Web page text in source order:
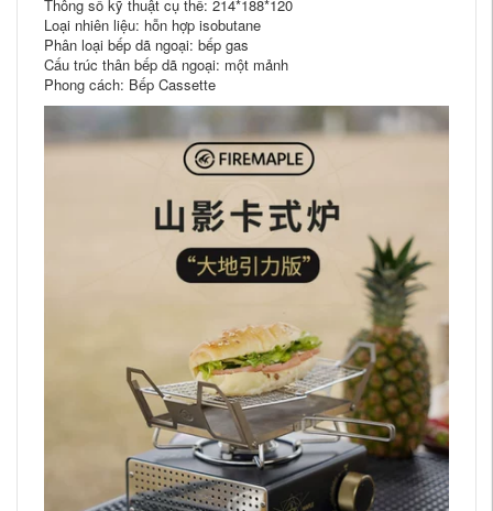
Thông số kỹ thuật cụ thể: 214*188*120
Loại nhiên liệu: hỗn hợp isobutane
Phân loại bếp dã ngoại: bếp gas
Cấu trúc thân bếp dã ngoại: một mảnh
Phong cách: Bếp Cassette